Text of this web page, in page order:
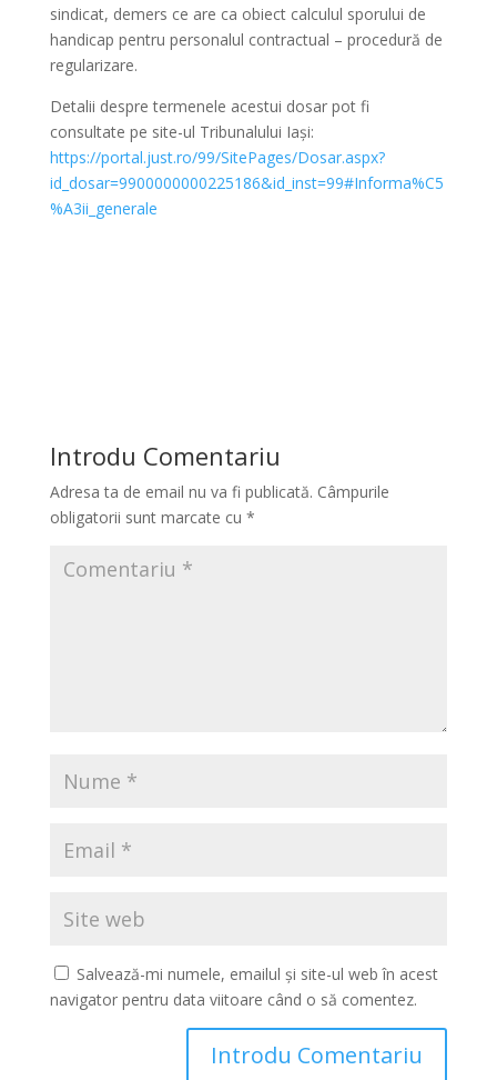
sindicat, demers ce are ca obiect calculul sporului de
handicap pentru personalul contractual – procedură de
regularizare.
Detalii despre termenele acestui dosar pot fi
consultate pe site-ul Tribunalului Iași:
https://portal.just.ro/99/SitePages/Dosar.aspx?
id_dosar=9900000000225186&id_inst=99#Informa%C5
%A3ii_generale
Introdu Comentariu
Adresa ta de email nu va fi publicată. Câmpurile
obligatorii sunt marcate cu *
Salvează-mi numele, emailul și site-ul web în acest
navigator pentru data viitoare când o să comentez.